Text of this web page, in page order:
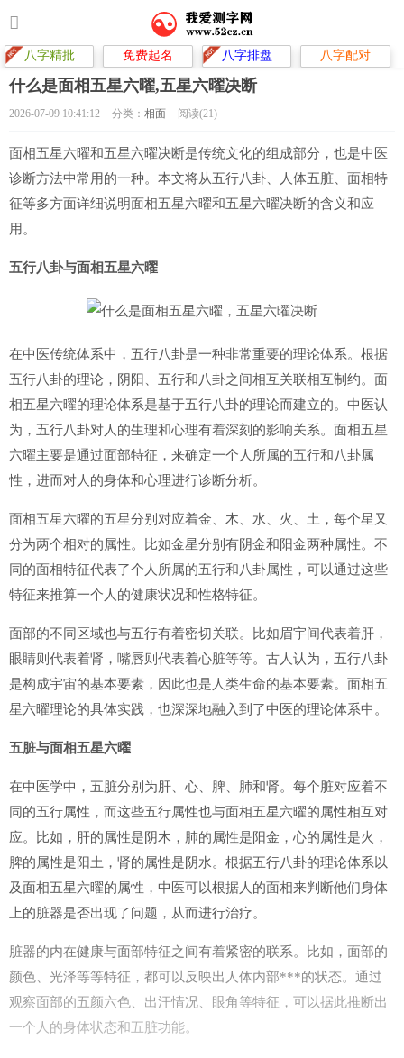
八字精批 免费起名 八字排盘 八字配对
什么是面相五星六曜,五星六曜决断
2026-07-09 10:41:12 分类： 相面 阅读(21)
面相五星六曜和五星六曜决断是传统文化的组成部分，也是中医
诊断方法中常用的一种。本文将从五行八卦、人体五脏、面相特
征等多方面详细说明面相五星六曜和五星六曜决断的含义和应
用。
五行八卦与面相五星六曜
在中医传统体系中，五行八卦是一种非常重要的理论体系。根据
五行八卦的理论，阴阳、五行和八卦之间相互关联相互制约。面
相五星六曜的理论体系是基于五行八卦的理论而建立的。中医认
为，五行八卦对人的生理和心理有着深刻的影响关系。面相五星
六曜主要是通过面部特征，来确定一个人所属的五行和八卦属
性，进而对人的身体和心理进行诊断分析。
面相五星六曜的五星分别对应着金、木、水、火、土，每个星又
分为两个相对的属性。比如金星分别有阴金和阳金两种属性。不
同的面相特征代表了个人所属的五行和八卦属性，可以通过这些
特征来推算一个人的健康状况和性格特征。
面部的不同区域也与五行有着密切关联。比如眉宇间代表着肝，
眼睛则代表着肾，嘴唇则代表着心脏等等。古人认为，五行八卦
是构成宇宙的基本要素，因此也是人类生命的基本要素。面相五
星六曜理论的具体实践，也深深地融入到了中医的理论体系中。
五脏与面相五星六曜
在中医学中，五脏分别为肝、心、脾、肺和肾。每个脏对应着不
同的五行属性，而这些五行属性也与面相五星六曜的属性相互对
应。比如，肝的属性是阴木，肺的属性是阳金，心的属性是火，
脾的属性是阳土，肾的属性是阴水。根据五行八卦的理论体系以
及面相五星六曜的属性，中医可以根据人的面相来判断他们身体
上的脏器是否出现了问题，从而进行治疗。
脏器的内在健康与面部特征之间有着紧密的联系。比如，面部的
颜色、光泽等等特征，都可以反映出人体内部***的状态。通过
观察面部的五颜六色、出汗情况、眼角等特征，可以据此推断出
一个人的身体状态和五脏功能。